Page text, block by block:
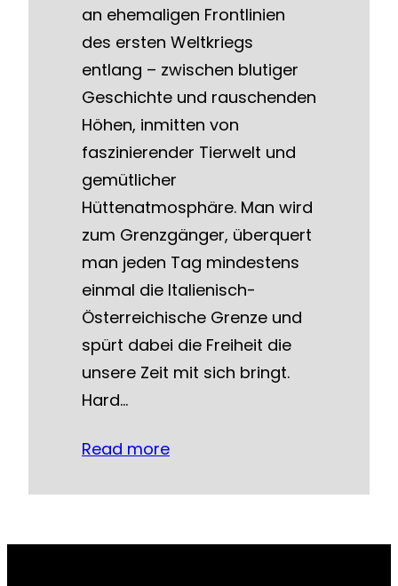
an ehemaligen Frontlinien
des ersten Weltkriegs
entlang – zwischen blutiger
Geschichte und rauschenden
Höhen, inmitten von
faszinierender Tierwelt und
gemütlicher
Hüttenatmosphäre. Man wird
zum Grenzgänger, überquert
man jeden Tag mindestens
einmal die Italienisch-
Österreichische Grenze und
spürt dabei die Freiheit die
unsere Zeit mit sich bringt.
Hard…
Read more